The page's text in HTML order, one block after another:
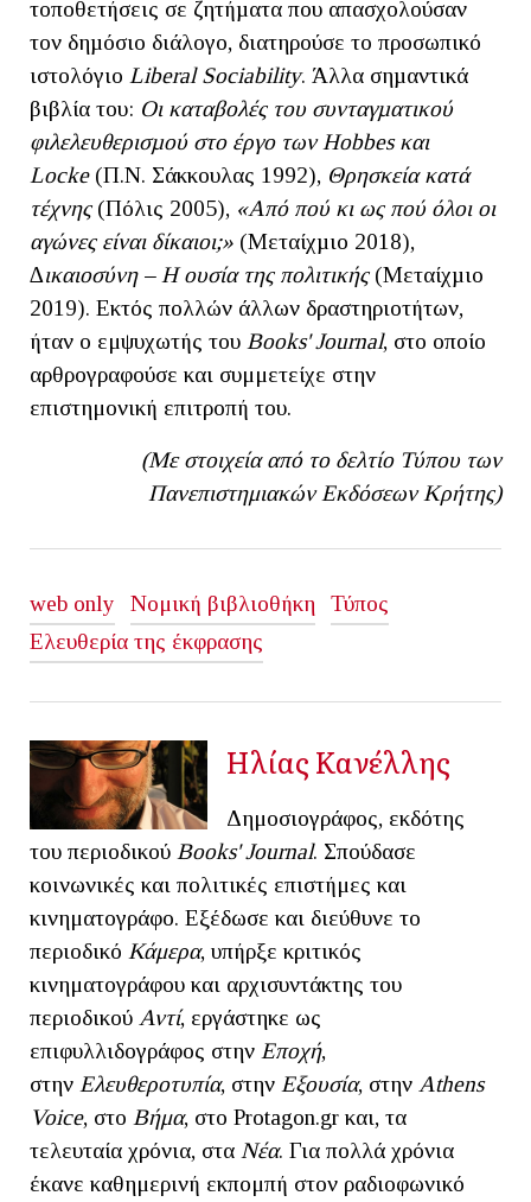
τοποθετήσεις σε ζητήµατα που απασχολούσαν
τον δηµόσιο διάλογο, διατηρούσε το προσωπικό
ιστολόγιο Liberal Sociability. Άλλα σηµαντικά
βιβλία του: Οι καταβολές του συνταγµατικού
φιλελευθερισµού στο έργο των Hobbes και
Locke(Π.Ν. Σάκκουλας 1992), Θρησκεία κατά
τέχνης(Πόλις 2005), «Από πού κι ως πού όλοι οι
αγώνες είναι δίκαιοι;» (Μεταίχµιο 2018),
∆ικαιοσύνη – Η ουσία της πολιτικής(Μεταίχµιο
2019). Εκτός πολλών άλλων δραστηριοτήτων,
ήταν ο εμψυχωτής του Books' Journal, στο οποίο
αρθρογραφούσε και συμμετείχε στην
επιστημονική επιτροπή του.
(Με στοιχεία από το δελτίο Τύπου των
Πανεπιστημιακών Εκδόσεων Κρήτης)
web only Νομική βιβλιοθήκη
Τύπος
Ελευθερία της έκφρασης
Ηλίας Κανέλλης
Δημοσιογράφος, εκδότης
του περιοδικού Books' Journal. Σπούδασε
κοινωνικές και πολιτικές επιστήμες και
κινηματογράφο. Εξέδωσε και διεύθυνε το
περιοδικό Κάμερα, υπήρξε κριτικός
κινηματογράφου και αρχισυντάκτης του
περιοδικού Αντί, εργάστηκε ως
επιφυλλιδογράφος στην Εποχή,
στην Ελευθεροτυπία, στην Εξουσία, στην Athens
Voice, στο Βήμα, στο Protagon.gr και, τα
τελευταία χρόνια, στα Νέα. Για πολλά χρόνια
έκανε καθημερινή εκπομπή στον ραδιοφωνικό